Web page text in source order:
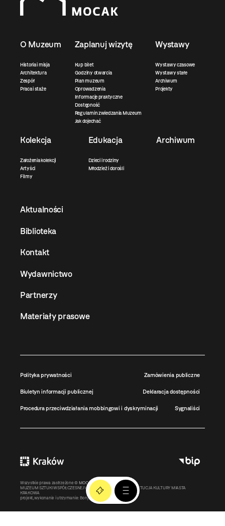
O Muzeum
Historia i misja
Architektura
Zespół
Praca i staże
Zaplanuj wizytę
Kup bilet
Godziny otwarcia
Plan muzeum
Oprowadzenia
Informacje praktyczne
Dostępność
Regulamin zwiedzania Muzeum
Jak dojechać
Wystawy
Wystawy czasowe
Wystawy stałe
Archiwum
Projekty
Kolekcja
Założenia kolekcji
Artyści
Filmy
Edukacja
Dzieci i rodziny
Młodzież i dorośli
Archiwum
Aktualności
Biblioteka
Kontakt
Wydawnictwo
Partnerzy
Materiały prasowe
Polityka prywatności Zamówienia publiczne
Biuletyn informacji publicznej Deklaracja dostępności
Procedura przeciwdziałania mobbingowi i dyskryminacji Sygnaliści
Wszystkie prawa zastrzeżone © MOCAK2011-2026
MUZEUM SZTUKI WSPÓŁCZESNEJ W KRAKOWIE MOCAK – INSTYTUCJA KULTURY MIASTA
KRAKOWA
projekt, wykonanie i utrzymanie: Bonjour.pl